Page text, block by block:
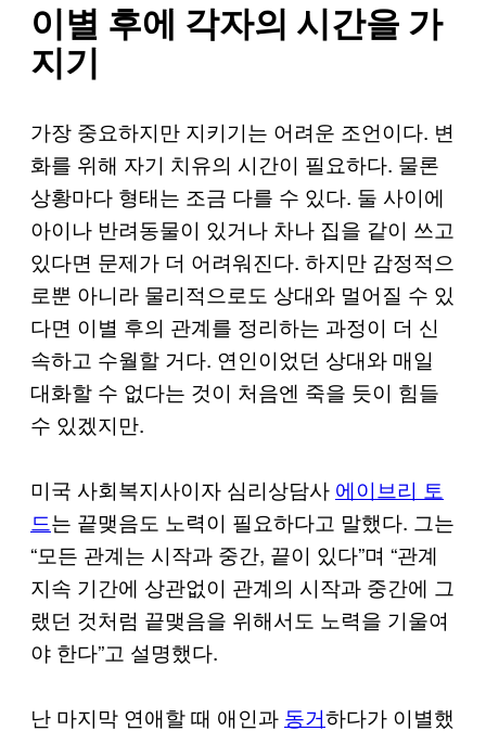
이별 후에 각자의 시간을 가
지기
가장 중요하지만 지키기는 어려운 조언이다. 변
화를 위해 자기 치유의 시간이 필요하다. 물론
상황마다 형태는 조금 다를 수 있다. 둘 사이에
아이나 반려동물이 있거나 차나 집을 같이 쓰고
있다면 문제가 더 어려워진다. 하지만 감정적으
로뿐 아니라 물리적으로도 상대와 멀어질 수 있
다면 이별 후의 관계를 정리하는 과정이 더 신
속하고 수월할 거다. 연인이었던 상대와 매일
대화할 수 없다는 것이 처음엔 죽을 듯이 힘들
수 있겠지만.
미국 사회복지사이자 심리상담사 에이브리 토
드는 끝맺음도 노력이 필요하다고 말했다. 그는
“모든 관계는 시작과 중간, 끝이 있다”며 “관계
지속 기간에 상관없이 관계의 시작과 중간에 그
랬던 것처럼 끝맺음을 위해서도 노력을 기울여
야 한다”고 설명했다.
난 마지막 연애할 때 애인과 동거하다가 이별했